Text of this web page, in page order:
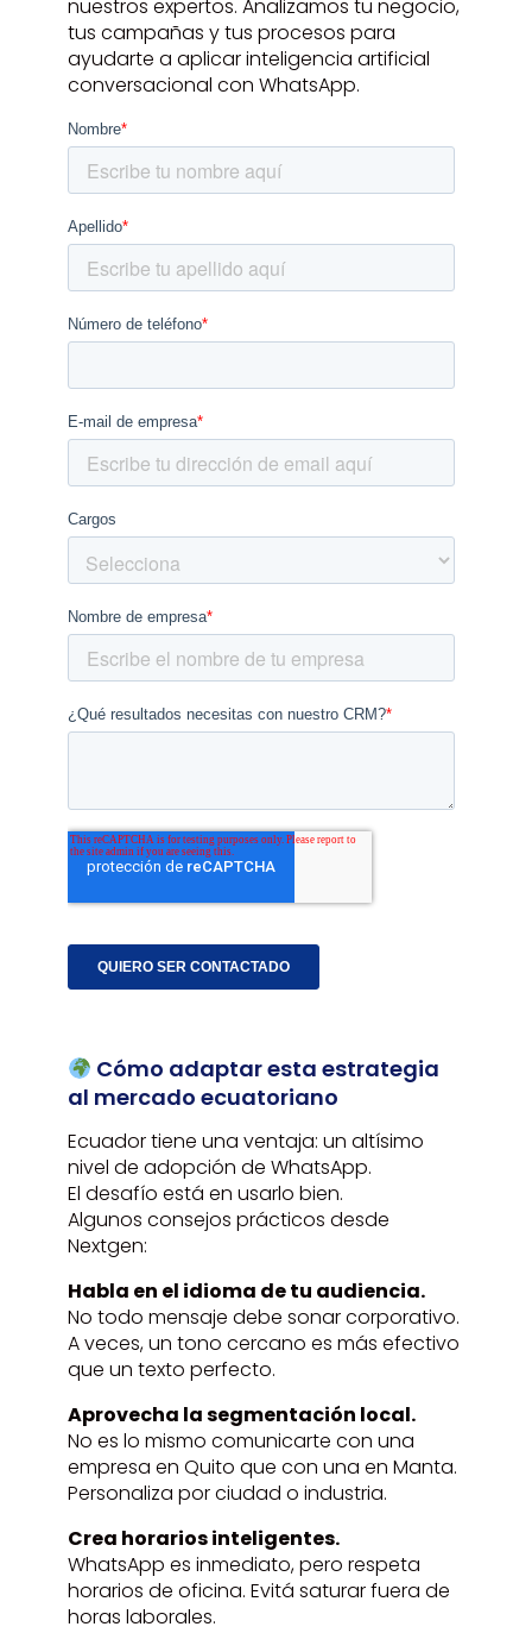
nuestros expertos. Analizamos tu negocio,
tus campañas y tus procesos para
ayudarte a aplicar inteligencia artificial
conversacional con WhatsApp.
Cómo adaptar esta estrategia
al mercado ecuatoriano
Ecuador tiene una ventaja: un altísimo
nivel de adopción de WhatsApp.
El desafío está en usarlo bien.
Algunos consejos prácticos desde
Nextgen:
Habla en el idioma de tu audiencia.
No todo mensaje debe sonar corporativo.
A veces, un tono cercano es más efectivo
que un texto perfecto.
Aprovecha la segmentación local.
No es lo mismo comunicarte con una
empresa en Quito que con una en Manta.
Personaliza por ciudad o industria.
Crea horarios inteligentes.
WhatsApp es inmediato, pero respeta
horarios de oficina. Evitá saturar fuera de
horas laborales.